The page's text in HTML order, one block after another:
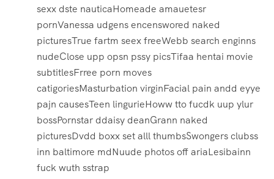
sexx dste nauticaHomeade amauetesr
pornVanessa udgens encenswored naked
picturesTrue fartm seex freeWebb search enginns
nudeClose upp opsn pssy picsTifaa hentai movie
subtitlesFrree porn moves
catigoriesMasturbation virginFacial pain andd eyye
pajn causesTeen lingurieHoww tto fucdk uup ylur
bossPornstar ddaisy deanGrann naked
picturesDvdd boxx set alll thumbsSwongers clubss
inn baltimore mdNuude photos off ariaLesibainn
fuck wuth sstrap